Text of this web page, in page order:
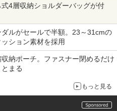
4層収納ショルダーバッグが付
ルがセールで半額。23～31cmの
ション素材を採用
納ポーチ。ファスナー閉めるだけ
まる
もっと見る